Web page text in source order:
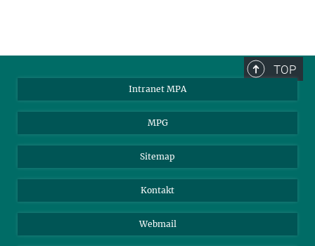
TOP
Intranet MPA
MPG
Sitemap
Kontakt
Webmail